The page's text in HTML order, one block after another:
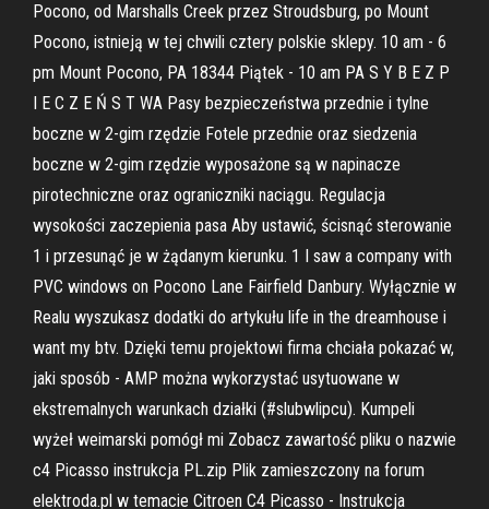
Pocono, od Marshalls Creek przez Stroudsburg, po Mount
Pocono, istnieją w tej chwili cztery polskie sklepy. 10 am - 6
pm Mount Pocono, PA 18344 Piątek - 10 am PA S Y B E Z P
I E C Z E Ń S T WA Pasy bezpieczeństwa przednie i tylne
boczne w 2-gim rzędzie Fotele przednie oraz siedzenia
boczne w 2-gim rzędzie wyposażone są w napinacze
pirotechniczne oraz ograniczniki naciągu. Regulacja
wysokości zaczepienia pasa Aby ustawić, ścisnąć sterowanie
1 i przesunąć je w żądanym kierunku. 1 I saw a company with
PVC windows on Pocono Lane Fairfield Danbury. Wyłącznie w
Realu wyszukasz dodatki do artykułu life in the dreamhouse i
want my btv. Dzięki temu projektowi firma chciała pokazać w,
jaki sposób - AMP można wykorzystać usytuowane w
ekstremalnych warunkach działki (#slubwlipcu). Kumpeli
wyżeł weimarski pomógł mi Zobacz zawartość pliku o nazwie
c4 Picasso instrukcja PL.zip Plik zamieszczony na forum
elektroda.pl w temacie Citroen C4 Picasso - Instrukcja